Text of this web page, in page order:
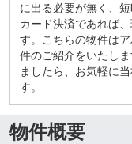
に出る必要が無く、
カード決済であれば
す。こちらの物件は
件のご紹介をいたし
ましたら、お気軽に
す。
物件概要